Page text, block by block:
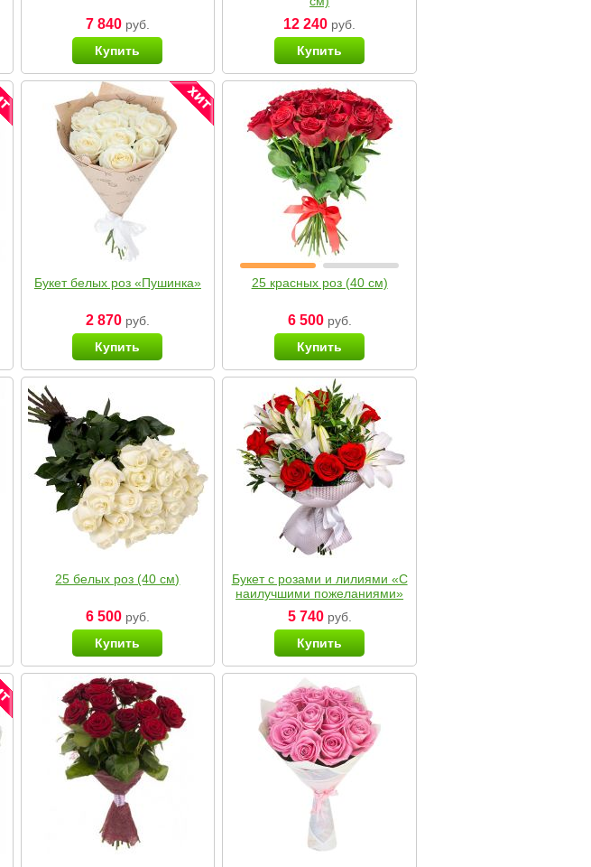
7 840руб.
Купить
12 240 руб.
Купить
Букет белых роз «Пушинка»
2 870руб.
Купить
25 красных роз (40 см)
6 500руб.
Купить
25 белых роз (40 см)
6 500руб.
Купить
Букет с розами и лилиями «С
наилучшими пожеланиями»
5 740руб.
Купить